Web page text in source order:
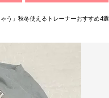
う」秋冬使えるトレーナーおすすめ4選